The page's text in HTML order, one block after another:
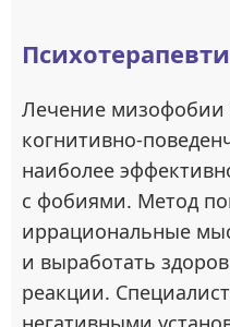
Лечение мизофобии
когнитивно-
наиболее
с фобиями. Метод
иррациональные
и выработать
реакции.